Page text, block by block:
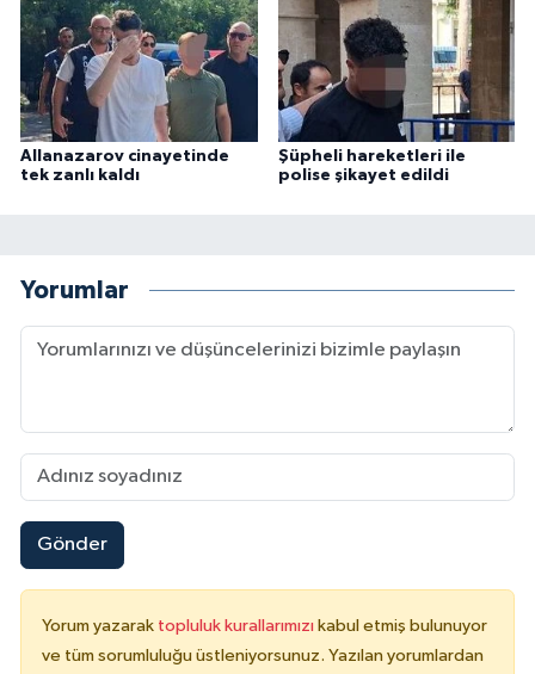
Allanazarov cinayetinde
tek zanlı kaldı
Şüpheli hareketleri ile
polise şikayet edildi
Yorumlar
Gönder
Yorum yazarak topluluk kurallarımızı kabul etmiş bulunuyor
ve tüm sorumluluğu üstleniyorsunuz. Yazılan yorumlardan